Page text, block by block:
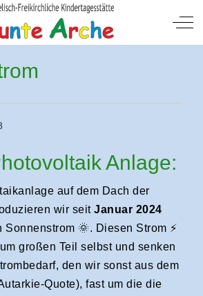
Off-
Anlage:
auf dem Dach der
wir seit Januar 2024
🌞. Diesen Strom ⚡
großen Teil selbst und senken
den wir sonst aus dem
Quote), fast um die die